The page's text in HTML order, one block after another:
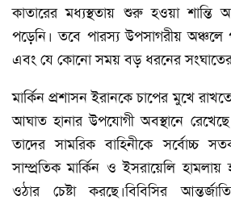
কাতারের মধ্যস্থতায় শুরু হওয়া
পড়েনি। তবে পারস্য উপসাগরীয় অঞ্চলে
এবং যে কোনো সময় বড় ধরনের
মার্কিন প্রশাসন ইরানকে চাপের মুখে
আঘাত হানার উপযোগী অবস্থানে
তাদের সামরিক বাহিনীকে সর্বোচ্চ
সাম্প্রতিক মার্কিন ও ইসরায়েলি হামলায়
ওঠার চেষ্টা করছে।বিবিসির